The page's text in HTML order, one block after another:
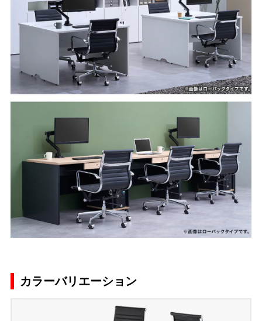
カラーバリエーション